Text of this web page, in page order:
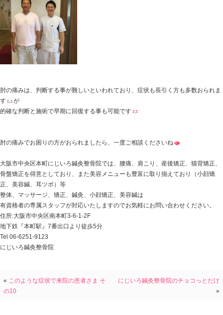
症状: 手首や肘を動かすと肘周辺に痛みが出現
内容: 他の整骨院に1年程通っていたが、症状が変わら
を通院していた息子様が紹介したのが、きっかけでお父
した
来院された時には痛めてる側の腕はボロボロでした。何
が上がらない状態で好きなゴルフもまともにできない状
遠方の為に週1回の通院ですが、鍼治療を行い続け現在
なり
『昨日は200球、打ってきたでぇー
』っと喜んでま